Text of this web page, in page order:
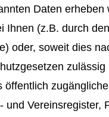
Daten erheben
Ihnen (z.B. durch
oder, soweit dies
zulässig
öffentlich
und Vereinsregister,